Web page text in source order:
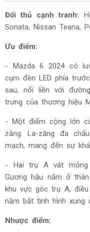
Đối thủ cạnh tranh:
Sonata, Nissan Teana,
Ưu điểm:
- Mazda 6 2024 có
cụm đèn LED phía
sau, nối liền với
trưng của thương hiệu
- Một điểm cộng lớn
zăng. La-zăng đa
mạch, mang đến sự
- Hai trụ A vát mỏng
Gương hậu nằm ở
khu vực góc trụ A,
nắm bắt tình hình xung
Nhược điểm: